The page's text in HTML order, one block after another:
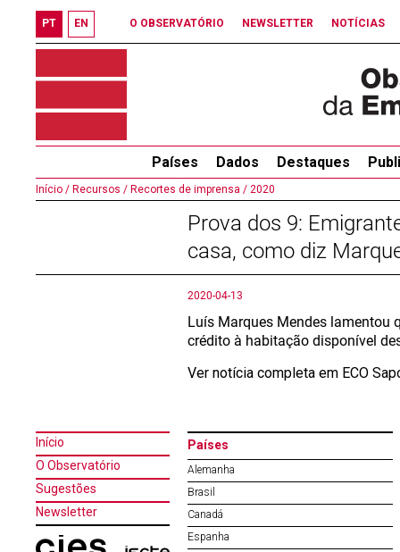
PT EN O OBSERVATÓRIO NEWSLETTER NOTÍCIAS
Países Dados Destaques
Início / Recursos / Recortes de imprensa / 2020
Prova dos 9:
casa, como diz
2020-04-13
Luís Marques Mendes lamentou
crédito à habitação disponível
Ver notícia completa em ECO
Início
O Observatório
Sugestões
Newsletter
Países
Alemanha
Brasil
Canadá
Espanha